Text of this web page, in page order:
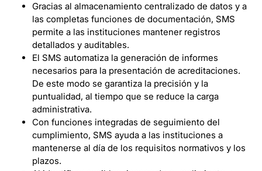
Gracias al almacenamiento centralizado de datos y a
las completas funciones de documentación, SMS
permite a las instituciones mantener registros
detallados y auditables.
El SMS automatiza la generación de informes
necesarios para la presentación de acreditaciones.
De este modo se garantiza la precisión y la
puntualidad, al tiempo que se reduce la carga
administrativa.
Con funciones integradas de seguimiento del
cumplimiento, SMS ayuda a las instituciones a
mantenerse al día de los requisitos normativos y los
plazos.